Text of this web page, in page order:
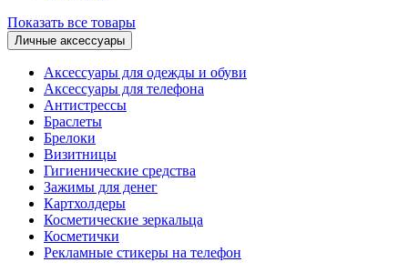
Показать все товары
Личные аксессуары
Аксессуары для одежды и обуви
Аксессуары для телефона
Антистрессы
Браслеты
Брелоки
Визитницы
Гигиенические средства
Зажимы для денег
Картхолдеры
Косметические зеркальца
Косметички
Рекламные стикеры на телефон